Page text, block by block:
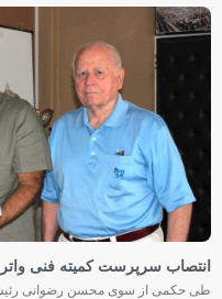
انتصاب سرپرست کمیته فنی
طی حکمی از سوی محسن رضوانی